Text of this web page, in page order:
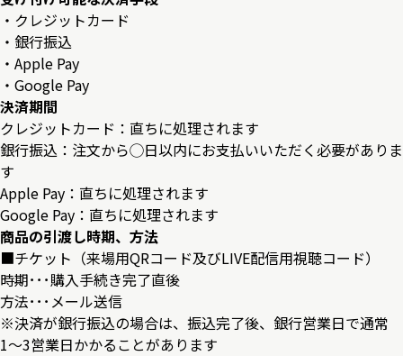
・クレジットカード
・銀行振込
・Apple Pay
・Google Pay
決済期間
クレジットカード：直ちに処理されます
銀行振込：注文から◯日以内にお支払いいただく必要がありま
す
Apple Pay：直ちに処理されます
Google Pay：直ちに処理されます
商品の引渡し時期、方法
■チケット（来場用QRコード及びLIVE配信用視聴コード）
時期･･･購入手続き完了直後
方法･･･メール送信
※決済が銀行振込の場合は、振込完了後、銀行営業日で通常
1〜3営業日かかることがあります